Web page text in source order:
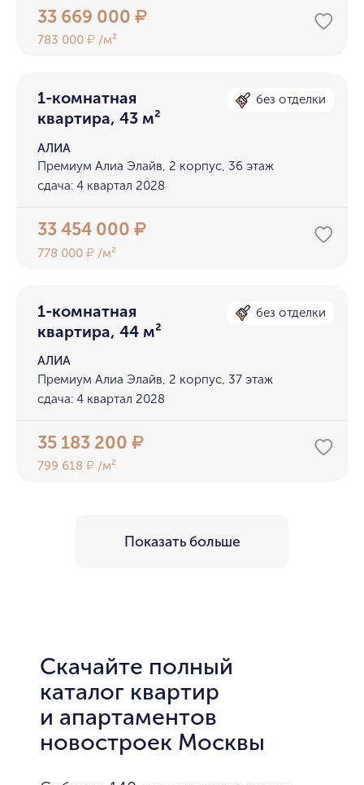
33 669 000₽
783 000₽ /м²
1-комнатная
квартира, 43 м²
без отделки
АЛИА
Премиум Алиа Элайв, 2 корпус, 36 этаж
сдача: 4 квартал 2028
33 454 000₽
778 000₽ /м²
1-комнатная
квартира, 44 м²
без отделки
АЛИА
Премиум Алиа Элайв, 2 корпус, 37 этаж
сдача: 4 квартал 2028
35 183 200₽
799 618₽ /м²
Показать больше
Скачайте полный
каталог квартир
и апартаментов
новостроек Москвы